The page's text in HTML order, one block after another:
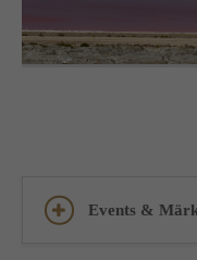
Events &